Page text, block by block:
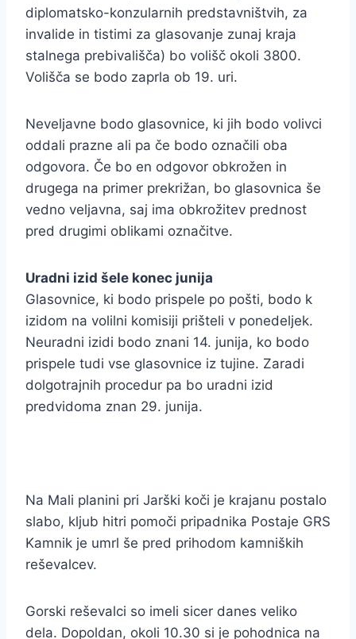
diplomatsko-konzularnih predstavništvih, za
invalide in tistimi za glasovanje zunaj kraja
stalnega prebivališča) bo volišč okoli 3800.
Volišča se bodo zaprla ob 19. uri.
Neveljavne bodo glasovnice, ki jih bodo volivci
oddali prazne ali pa če bodo označili oba
odgovora. Če bo en odgovor obkrožen in
drugega na primer prekrižan, bo glasovnica še
vedno veljavna, saj ima obkrožitev prednost
pred drugimi oblikami označitve.
Uradni izid šele konec junija
Glasovnice, ki bodo prispele po pošti, bodo k
izidom na volilni komisiji prišteli v ponedeljek.
Neuradni izidi bodo znani 14. junija, ko bodo
prispele tudi vse glasovnice iz tujine. Zaradi
dolgotrajnih procedur pa bo uradni izid
predvidoma znan 29. junija.
Na Mali planini pri Jarški koči je krajanu postalo
slabo, kljub hitri pomoči pripadnika Postaje GRS
Kamnik je umrl še pred prihodom kamniških
reševalcev.
Gorski reševalci so imeli sicer danes veliko
dela. Dopoldan, okoli 10.30 si je pohodnica na